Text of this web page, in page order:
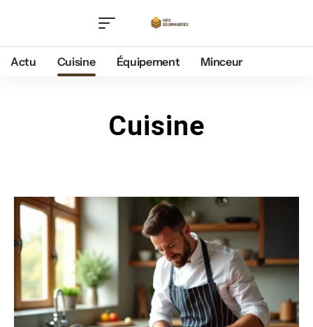
Actu Cuisine Équipement Minceur
Cuisine